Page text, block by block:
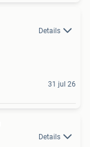
Details
31 jul 26
Details